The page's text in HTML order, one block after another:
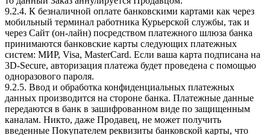
9.2.4. К безналичной оплате банковскими картами как через
мобильный терминал работника Курьерской службы, так и
через Сайт (он-лайн) посредством платежного шлюза банка
принимаются банковские карты следующих платежных
систем: МИР, Visa, MasterCard. Если ваша карта подписана на
3D-Secure, авторизация платежа будет проведена с помощью
одноразового пароля.
9.2.5. Ввод и обработка конфиденциальных платежных
данных производится на стороне банка. Платежные данные
передаются в банк в зашифрованном виде по защищенным
каналам. Никто, даже Продавец, не может получить
введенные Покупателем реквизиты банковской карты, что